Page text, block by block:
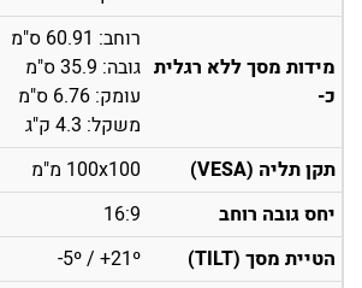
מידות מסך ללא רגלית
כ-
רוחב: 60.91 ס"מ
גובה: 35.9 ס"מ
עומק: 6.76 ס"מ
משקל: 4.3 ק"ג
תקן תליה (VESA)
100x100 מ"מ
יחס גובה רוחב
16:9
הטיית מסך (TILT)
5º / +21º-